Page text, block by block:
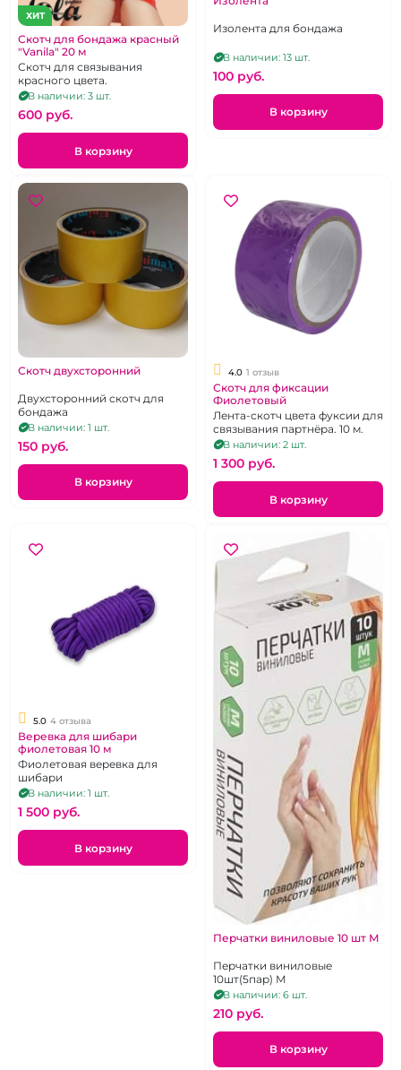
ХИТ
Скотч для бондажа красный
"Vanila" 20 м
Скотч для связывания
красного цвета.
В наличии: 3 шт.
600 pуб.
В корзину
Изолента для бондажа
В наличии: 13 шт.
100 pуб.
В корзину
Скотч двухсторонний
Двухсторонний скотч для
бондажа
В наличии: 1 шт.
150 pуб.
В корзину
4.0 1 отзыв
Скотч для фиксации
Фиолетовый
Лента-скотч цвета фуксии для
связывания партнёра. 10 м.
В наличии: 2 шт.
1 300 pуб.
В корзину
5.0 4 отзыва
Веревка для шибари
фиолетовая 10 м
Фиолетовая веревка для
шибари
В наличии: 1 шт.
1 500 pуб.
В корзину
Перчатки виниловые 10 шт М
Перчатки виниловые
10шт(5пар) М
В наличии: 6 шт.
210 pуб.
В корзину